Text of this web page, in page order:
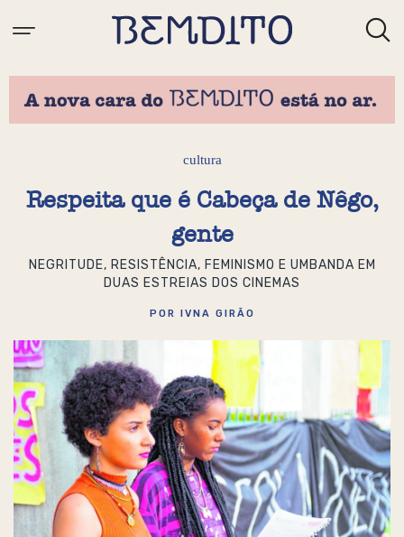
cultura
Respeita que é Cabeça de Nêgo,
gente
NEGRITUDE, RESISTÊNCIA, FEMINISMO E UMBANDA EM
DUAS ESTREIAS DOS CINEMAS
POR IVNA GIRÃO